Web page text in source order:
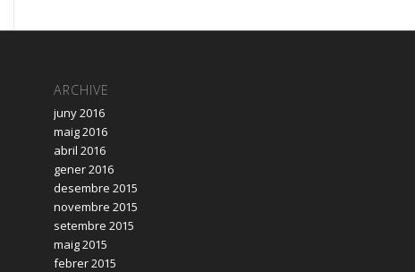
ARCHIVE
juny 2016
maig 2016
abril 2016
gener 2016
desembre 2015
novembre 2015
setembre 2015
maig 2015
febrer 2015